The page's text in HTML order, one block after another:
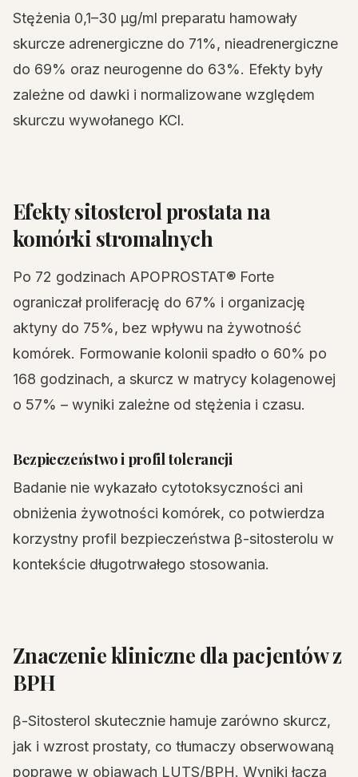
Stężenia 0,1–30 µg/ml preparatu hamowały
skurcze adrenergiczne do 71%, nieadrenergiczne
do 69% oraz neurogenne do 63%. Efekty były
zależne od dawki i normalizowane względem
skurczu wywołanego KCl.
Efekty sitosterol prostata na
komórki stromalnych
Po 72 godzinach APOPROSTAT® Forte
ograniczał proliferację do 67% i organizację
aktyny do 75%, bez wpływu na żywotność
komórek. Formowanie kolonii spadło o 60% po
168 godzinach, a skurcz w matrycy kolagenowej
o 57% – wyniki zależne od stężenia i czasu.
Bezpieczeństwo i profil tolerancji
Badanie nie wykazało cytotoksyczności ani
obniżenia żywotności komórek, co potwierdza
korzystny profil bezpieczeństwa β-sitosterolu w
kontekście długotrwałego stosowania.
Znaczenie kliniczne dla pacjentów z
BPH
β-Sitosterol skutecznie hamuje zarówno skurcz,
jak i wzrost prostaty, co tłumaczy obserwowaną
poprawę w objawach LUTS/BPH. Wyniki łączą